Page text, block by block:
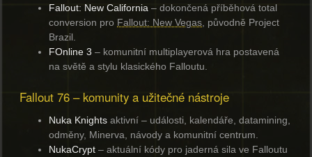
Fallout: New California – dokončená příběhová total
conversion pro Fallout: New Vegas , původně Project
Brazil.
FOnline 3 – komunitní multiplayerová hra postavená
na světě a stylu klasického Falloutu.
Fallout 76 – komunity a užitečné nástroje
Nuka Knights aktivní – události, kalendáře, datamining,
odměny, Minerva, návody a komunitní centrum.
NukaCrypt – aktuální kódy pro jaderná sila ve Falloutu